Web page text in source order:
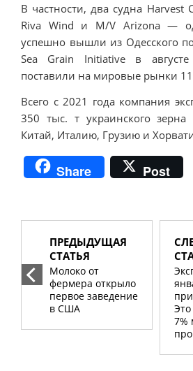
В частности, два судна
Riva Wind и M/V Arizona —
успешно вышли из Одесского
Sea Grain Initiative в
поставили на мировые рынки
Всего с 2021 года компания
350 тыс. т украинского
Китай, Италию, Грузию и
Share Post
ПРЕДЫДУЩАЯ
СТАТЬЯ
Молоко от
фермера открыло
первое заведение
в США
7%